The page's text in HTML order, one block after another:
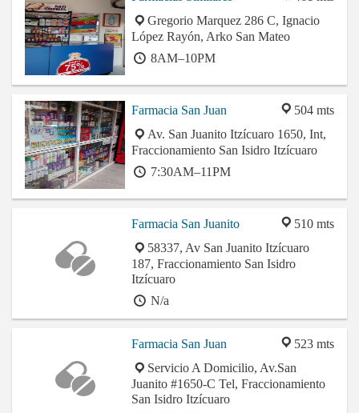
Gregorio Marquez 286 C, Ignacio
López Rayón, Arko San Mateo
8AM–10PM
504 mts
Farmacia San Juan
Av. San Juanito Itzícuaro 1650, Int,
Fraccionamiento San Isidro Itzícuaro
7:30AM–11PM
510 mts
Farmacia San Juanito
58337, Av San Juanito Itzícuaro
187, Fraccionamiento San Isidro
Itzícuaro
N/a
523 mts
Farmacia San Juan
Servicio A Domicilio, Av.San
Juanito #1650-C Tel, Fraccionamiento
San Isidro Itzícuaro